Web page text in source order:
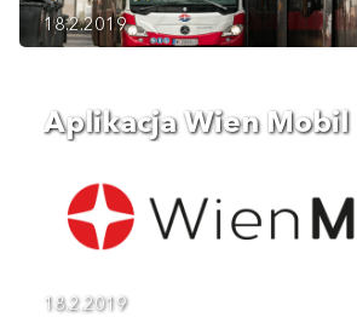
18.2.2019
Aplikacja Wien Mobil
18.2.2019